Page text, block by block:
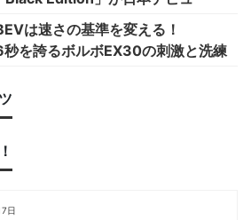
は速さの基準を変える！
を誇るボルボEX30の刺激と洗練
日